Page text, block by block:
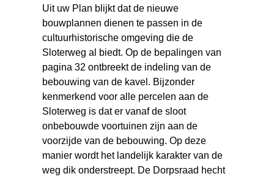
Uit uw Plan blijkt dat de nieuwe
bouwplannen dienen te passen in de
cultuurhistorische omgeving die de
Sloterweg al biedt. Op de bepalingen van
pagina 32 ontbreekt de indeling van de
bebouwing van de kavel. Bijzonder
kenmerkend voor alle percelen aan de
Sloterweg is dat er vanaf de sloot
onbebouwde voortuinen zijn aan de
voorzijde van de bebouwing. Op deze
manier wordt het landelijk karakter van de
weg dik onderstreept. De Dorpsraad hecht